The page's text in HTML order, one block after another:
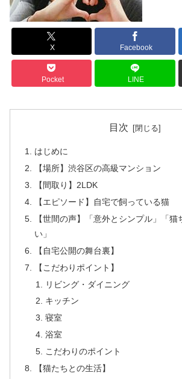
X Facebook
Pocket LINE
目次
はじめに
【場所】渋谷区の高級マンション
【間取り】2LDK
【エピソード】自宅で飼っている猫
【世間の声】「意外とシンプル」「
い」
【自宅公開の舞台裏】
【こだわりポイント】
リビング・ダイニング
キッチン
寝室
浴室
こだわりのポイント
【猫たちとの生活】